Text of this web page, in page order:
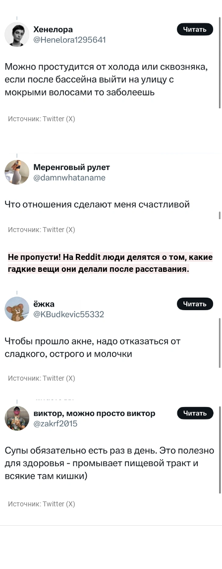
Источник:Twitter (X)
Источник:Twitter (X)
Не пропусти! На Reddit люди делятся о том, какие
гадкие вещи они делали после расставания.
Источник:Twitter (X)
Источник:Twitter (X)